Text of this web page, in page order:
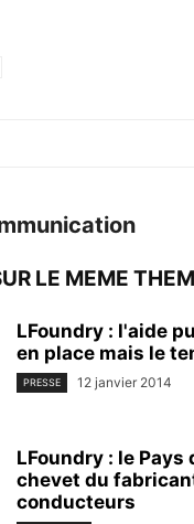
LE MEME
LFoundry : l'aide
en place mais le
PRESSE 12 janvier 2014
LFoundry : le Pays
chevet du
conducteurs